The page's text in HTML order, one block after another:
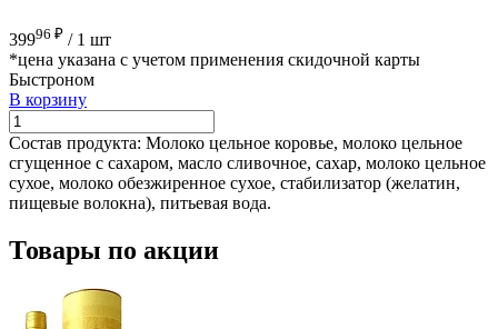
39996 ₽ / 1 шт
*цена указана с учетом применения скидочной карты
Быстроном
В корзину
Состав продукта: Молоко цельное коровье, молоко цельное
сгущенное с сахаром, масло сливочное, сахар, молоко цельное
сухое, молоко обезжиренное сухое, стабилизатор (желатин,
пищевые волокна), питьевая вода.
Товары по акции